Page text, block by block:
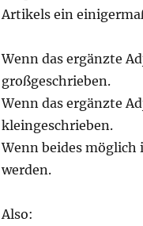
Artikels ein
Wenn das ergänzte
großgeschrieben.
Wenn das ergänzte
kleingeschrieben.
Wenn beides
werden.
Also: